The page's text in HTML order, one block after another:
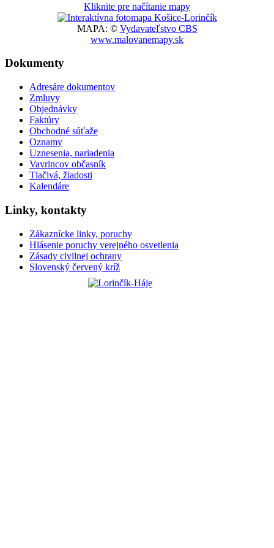
Kliknite pre načítanie mapy
MAPA: © Vydavateľstvo CBS
www.malovanemapy.sk
Dokumenty
Adresáre dokumentov
Zmluvy
Objednávky
Faktúry
Obchodné súťaže
Oznamy
Uznesenia, nariadenia
Vavrincov občasník
Tlačivá, žiadosti
Kalendáre
Linky, kontakty
Zákaznícke linky, poruchy
Hlásenie poruchy verejného osvetlenia
Zásady civilnej ochrany
Slovenský červený kríž